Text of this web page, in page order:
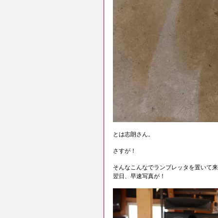
とは志朗さん。
さすが！
そんなこんなでランブレッタを置いて
翌日、早速写真が！